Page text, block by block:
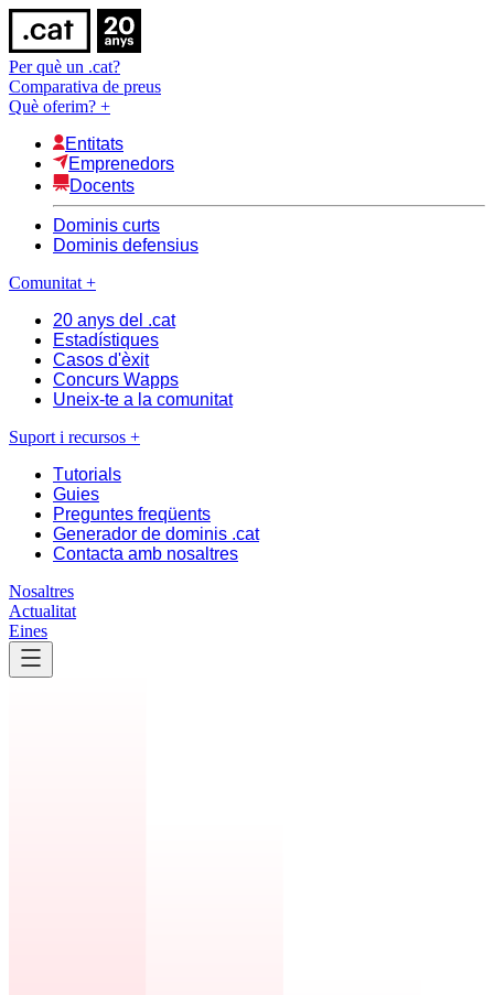
Per què un .cat?
Comparativa de preus
Què oferim? +
Entitats
Emprenedors
Docents
Dominis curts
Dominis defensius
Comunitat +
20 anys del .cat
Estadístiques
Casos d'èxit
Concurs Wapps
Uneix-te a la comunitat
Suport i recursos +
Tutorials
Guies
Preguntes freqüents
Generador de dominis .cat
Contacta amb nosaltres
Nosaltres
Actualitat
Eines